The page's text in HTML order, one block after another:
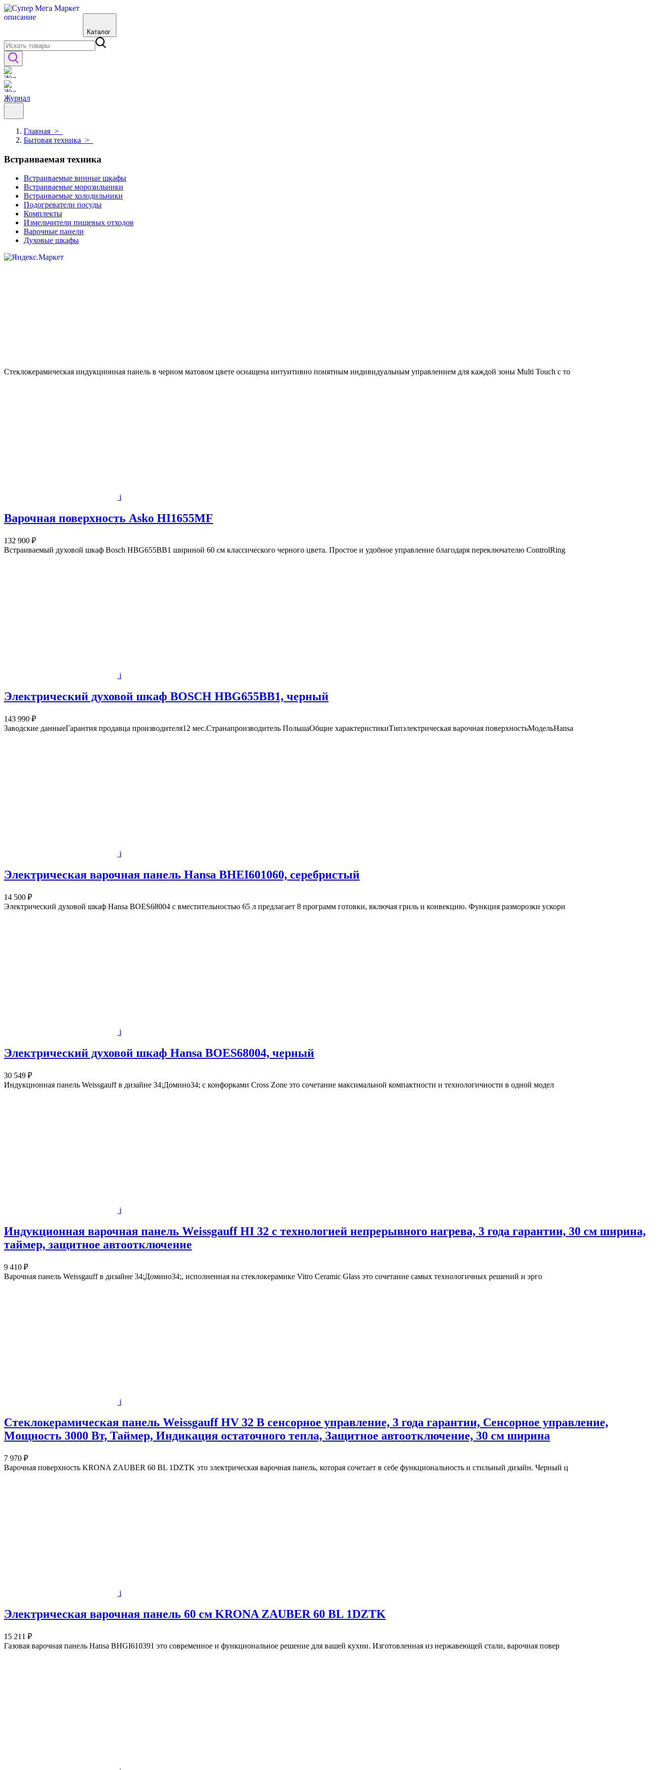
Каталог
Журнал
Главная >
Бытовая техника >
Встраиваемая техника
Встраиваемые винные шкафы
Встраиваемые морозильники
Встраиваемые холодильники
Подогреватели посуды
Комплекты
Измельчители пищевых отходов
Варочные панели
Духовые шкафы
Стеклокерамическая индукционная панель в черном матовом цвете оснащена интуитивно понятным индивидуальным управлением для каждой зоны Multi Touch с то
i
Варочная поверхность Asko HI1655MF
132 900 ₽
Встраиваемый духовой шкаф Bosch HBG655BB1 шириной 60 см классического черного цвета. Простое и удобное управление благодаря переключателю ControlRing
i
Электрический духовой шкаф BOSCH HBG655BB1, черный
143 990 ₽
Заводские данныеГарантия продавца производителя12 мес.Странапроизводитель ПольшаОбщие характеристикиТипэлектрическая варочная поверхностьМодельHansa
i
Электрическая варочная панель Hansa BHEI601060, серебристый
14 500 ₽
Электрический духовой шкаф Hansa BOES68004 с вместительностью 65 л предлагает 8 программ готовки, включая гриль и конвекцию. Функция разморозки ускори
i
Электрический духовой шкаф Hansa BOES68004, черный
30 549 ₽
Индукционная панель Weissgauff в дизайне 34;Домино34; с конфорками Cross Zone это сочетание максимальной компактности и технологичности в одной модел
i
Индукционная варочная панель Weissgauff HI 32 с технологией непрерывного нагрева, 3 года гарантии, 30 см ширина,
таймер, защитное автоотключение
9 410 ₽
Варочная панель Weissgauff в дизайне 34;Домино34;, исполненная на стеклокерамике Vitro Ceramic Glass это сочетание самых технологичных решений и эрго
i
Стеклокерамическая панель Weissgauff HV 32 B сенсорное управление, 3 года гарантии, Сенсорное управление,
Мощность 3000 Вт, Таймер, Индикация остаточного тепла, Защитное автоотключение, 30 см ширина
7 970 ₽
Варочная поверхность KRONA ZAUBER 60 BL 1DZTK это электрическая варочная панель, которая сочетает в себе функциональность и стильный дизайн. Черный ц
i
Электрическая варочная панель 60 см KRONA ZAUBER 60 BL 1DZTK
15 211 ₽
Газовая варочная панель Hansa BHGI610391 это современное и функциональное решение для вашей кухни. Изготовленная из нержавеющей стали, варочная повер